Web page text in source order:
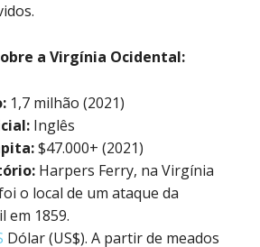
a Virgínia Ocidental:
1,7 milhão (2021)
Inglês
$47.000+ (2021)
Harpers Ferry, na Virgínia
o local de um ataque da
em 1859.
Dólar (US$). A partir de meados